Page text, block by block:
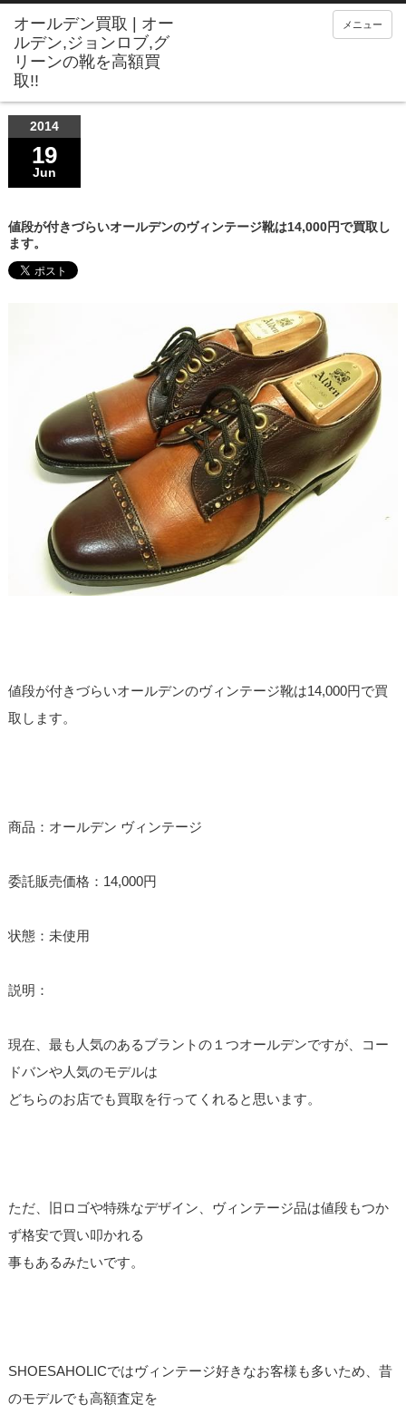
メニュー
2014
19
Jun
値段が付きづらいオールデンのヴィンテージ靴は14,000円で買取し
ます。
値段が付きづらいオールデンのヴィンテージ靴は14,000円で買
取します。
商品：オールデン ヴィンテージ
委託販売価格：14,000円
状態：未使用
説明：
現在、最も人気のあるブラントの１つオールデンですが、コー
ドバンや人気のモデルは
どちらのお店でも買取を行ってくれると思います。
ただ、旧ロゴや特殊なデザイン、ヴィンテージ品は値段もつか
ず格安で買い叩かれる
事もあるみたいです。
SHOESAHOLICではヴィンテージ好きなお客様も多いため、昔
のモデルでも高額査定を